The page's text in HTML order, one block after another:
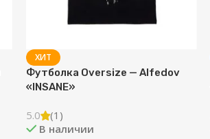
ХИТ
Футболка Oversize — Alfedov
«INSANE»
5.0
(1)
В наличии